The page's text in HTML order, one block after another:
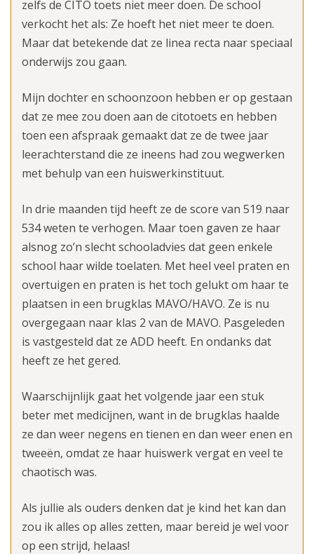
zelfs de CITO toets niet meer doen. De school
verkocht het als: Ze hoeft het niet meer te doen.
Maar dat betekende dat ze linea recta naar speciaal
onderwijs zou gaan.
Mijn dochter en schoonzoon hebben er op gestaan
dat ze mee zou doen aan de citotoets en hebben
toen een afspraak gemaakt dat ze de twee jaar
leerachterstand die ze ineens had zou wegwerken
met behulp van een huiswerkinstituut.
In drie maanden tijd heeft ze de score van 519 naar
534 weten te verhogen. Maar toen gaven ze haar
alsnog zo’n slecht schooladvies dat geen enkele
school haar wilde toelaten. Met heel veel praten en
overtuigen en praten is het toch gelukt om haar te
plaatsen in een brugklas MAVO/HAVO. Ze is nu
overgegaan naar klas 2 van de MAVO. Pasgeleden
is vastgesteld dat ze ADD heeft. En ondanks dat
heeft ze het gered.
Waarschijnlijk gaat het volgende jaar een stuk
beter met medicijnen, want in de brugklas haalde
ze dan weer negens en tienen en dan weer enen en
tweeën, omdat ze haar huiswerk vergat en veel te
chaotisch was.
Als jullie als ouders denken dat je kind het kan dan
zou ik alles op alles zetten, maar bereid je wel voor
op een strijd, helaas!